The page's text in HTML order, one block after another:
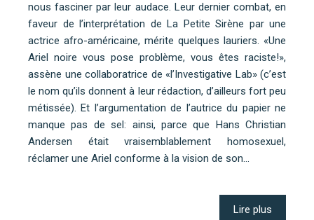
nous fasciner par leur audace. Leur dernier combat, en
faveur de l’interprétation de La Petite Sirène par une
actrice afro-américaine, mérite quelques lauriers. «Une
Ariel noire vous pose problème, vous êtes raciste!»,
assène une collaboratrice de «l’Investigative Lab» (c’est
le nom qu’ils donnent à leur rédaction, d’ailleurs fort peu
métissée). Et l’argumentation de l’autrice du papier ne
manque pas de sel: ainsi, parce que Hans Christian
Andersen était vraisemblablement homosexuel,
réclamer une Ariel conforme à la vision de son…
Lire plus